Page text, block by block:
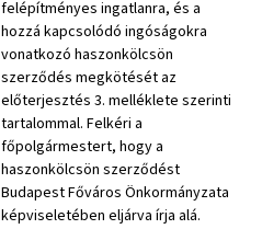
felépítményes ingatlanra, és a
hozzá kapcsolódó ingóságokra
vonatkozó haszonkölcsön
szerződés megkötését az
előterjesztés 3. melléklete szerinti
tartalommal. Felkéri a
főpolgármestert, hogy a
haszonkölcsön szerződést
Budapest Főváros Önkormányzata
képviseletében eljárva írja alá.